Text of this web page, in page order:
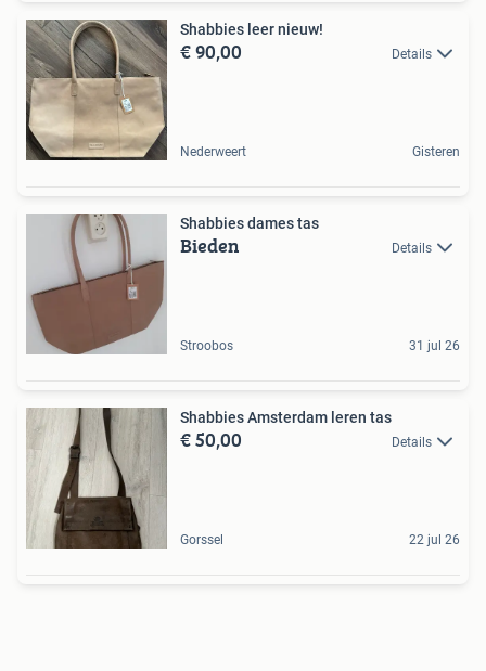
Shabbies leer nieuw!
€ 90,00 Details
Nederweert Gisteren
Shabbies dames tas
Bieden Details
Stroobos 31 jul 26
Shabbies Amsterdam leren tas
€ 50,00 Details
Gorssel 22 jul 26